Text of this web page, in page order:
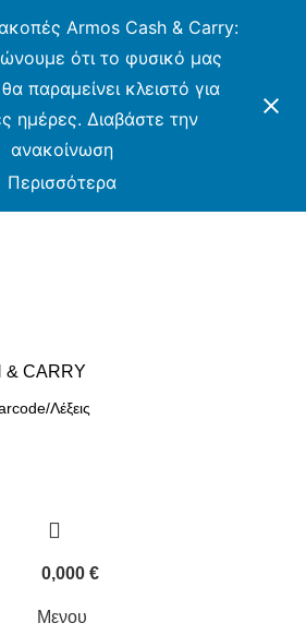
Armos Cash & Carry:
ότι το φυσικό μας
παραμείνει κλειστό για
ημέρες. Διαβάστε την
ανακοίνωση
Περισσότερα
0,000 €
Μενου